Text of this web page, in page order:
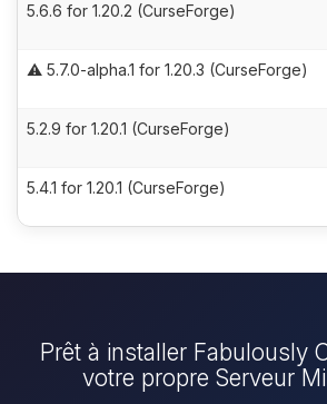
5.6.6 for 1.20.2 (CurseForge)
⚠️ 5.7.0-alpha.1 for 1.20.3 (CurseForge)
5.2.9 for 1.20.1 (CurseForge)
5.4.1 for 1.20.1 (CurseForge)
Prêt à installer Fabulously
votre propre Serveur